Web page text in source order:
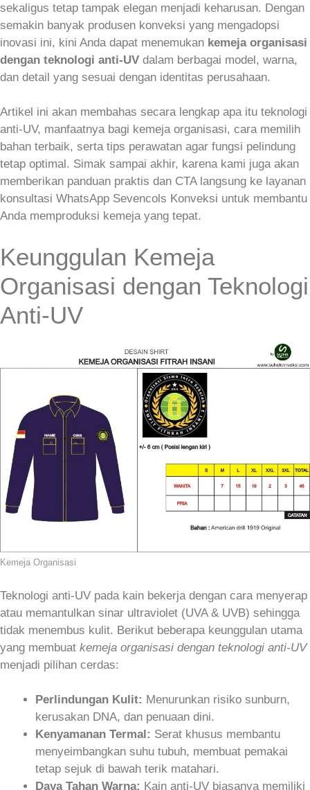
sekaligus tetap tampak elegan menjadi keharusan. Dengan
semakin banyak produsen konveksi yang mengadopsi
inovasi ini, kini Anda dapat menemukan kemeja organisasi
dengan teknologi anti-UV dalam berbagai model, warna,
dan detail yang sesuai dengan identitas perusahaan.
Artikel ini akan membahas secara lengkap apa itu teknologi
anti-UV, manfaatnya bagi kemeja organisasi, cara memilih
bahan terbaik, serta tips perawatan agar fungsi pelindung
tetap optimal. Simak sampai akhir, karena kami juga akan
memberikan panduan praktis dan CTA langsung ke layanan
konsultasi WhatsApp Sevencols Konveksi untuk membantu
Anda memproduksi kemeja yang tepat.
Keunggulan Kemeja
Organisasi dengan Teknologi
Anti-UV
Kemeja Organisasi
Teknologi anti-UV pada kain bekerja dengan cara menyerap
atau memantulkan sinar ultraviolet (UVA & UVB) sehingga
tidak menembus kulit. Berikut beberapa keunggulan utama
yang membuat kemeja organisasi dengan teknologi anti-UV
menjadi pilihan cerdas:
Perlindungan Kulit: Menurunkan risiko sunburn,
kerusakan DNA, dan penuaan dini.
Kenyamanan Termal: Serat khusus membantu
menyeimbangkan suhu tubuh, membuat pemakai
tetap sejuk di bawah terik matahari.
Daya Tahan Warna: Kain anti-UV biasanya memiliki